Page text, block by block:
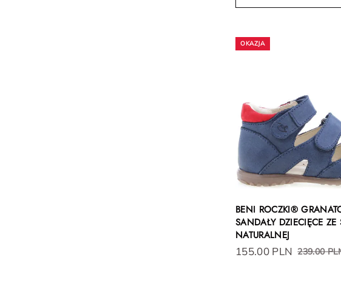
BENI ROCZKI®
SANDAŁY DZIECIĘCE ZE
NATURALNEJ
155.00 PLN 239.00